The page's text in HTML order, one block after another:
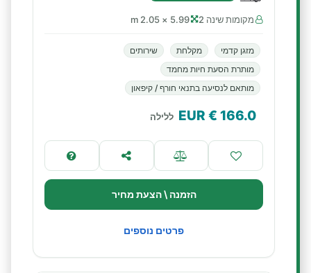
מקומות שינה 2 5.99 × 2.05 m
מזגן קדמי מקלחת
שירותים
מותרת הסעת חיות מחמד
מותאם לנסיעה בתנאי חורף / קיפאון
166.0
€ EUR ללילה
הזמנה \ הצעת מחיר
פרטים נוספים